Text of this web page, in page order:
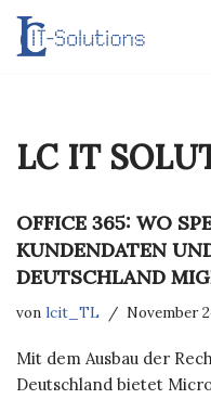
Zum
LC IT
OFFICE 365: WO
KUNDENDATEN
DEUTSCHLAND
von lcit_TL November
Mit dem Ausbau der
Deutschland bietet